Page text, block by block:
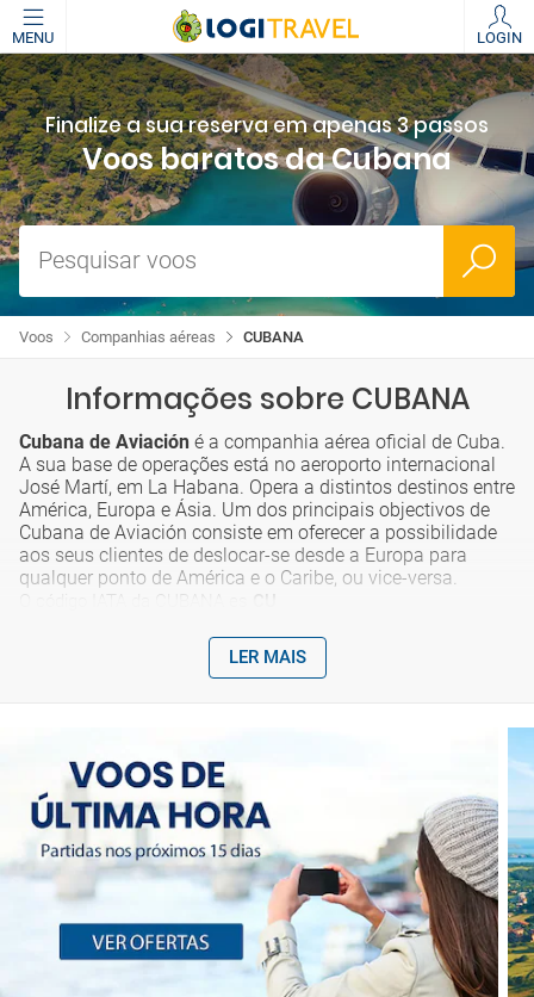
MENU LOGIN
Finalize a sua reserva em apenas 3 passos
Voos baratos da Cubana
Pesquisar voos
CUBANA
Companhias aéreas
Voos
Informações sobre CUBANA
Cubana de Aviación é a companhia aérea oficial de Cuba.
A sua base de operações está no aeroporto internacional
José Martí, em La Habana. Opera a distintos destinos entre
América, Europa e Ásia. Um dos principais objectivos de
Cubana de Aviación consiste em oferecer a possibilidade
aos seus clientes de deslocar-se desde a Europa para
qualquer ponto de América e o Caribe, ou vice-versa.
O código IATA da CUBANA es CU
LER MAIS